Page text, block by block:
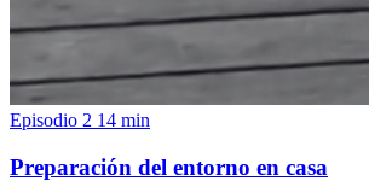
Episodio 2 14 min
Preparación del entorno en casa